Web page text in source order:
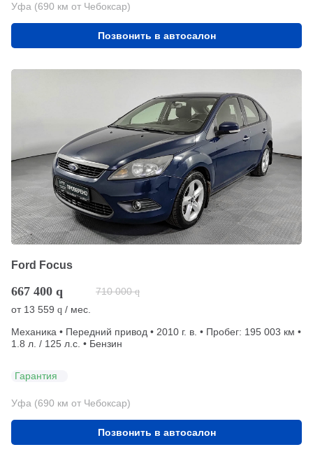
Уфа (690 км от Чебоксар)
Позвонить в автосалон
Ford Focus
667 400 q 710 000 q
от 13 559 q / мес.
Механика • Передний привод • 2010 г. в. • Пробег: 195 003 км •
1.8 л. / 125 л.с. • Бензин
Гарантия
Уфа (690 км от Чебоксар)
Позвонить в автосалон